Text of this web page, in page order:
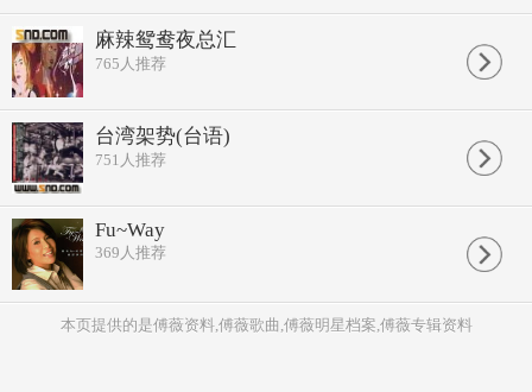
麻辣鸳鸯夜总汇
765 人推荐
台湾架势(台语)
751 人推荐
Fu~Way
369 人推荐
本页提供的是傅薇资料,傅薇歌曲,傅薇明星档案,傅薇专辑资料